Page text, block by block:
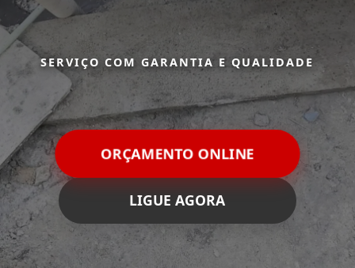
SERVIÇO COM GARANTIA E QUALIDADE
ORÇAMENTO ONLINE
LIGUE AGORA